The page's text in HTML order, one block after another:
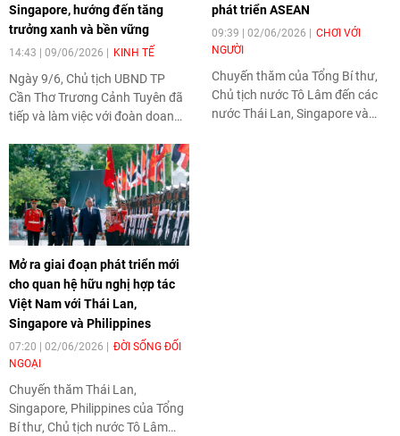
Singapore, hướng đến tăng
trưởng xanh và bền vững
14:43 | 09/06/2026 KINH TẾ
Ngày 9/6, Chủ tịch UBND TP
Cần Thơ Trương Cảnh Tuyên đã
tiếp và làm việc với đoàn doanh
cơ hội hợp tác, đầu tư tại địa
phương. Cuộc gặp diễn ra trong
bối cảnh quan hệ Đối tác chiến
lược toàn diện Việt Nam -
Singapore đang phát triển mạnh
mẽ, mở ra nhiều triển vọng hợp
tác mới giữa Cần Thơ và cộng
đồng doanh nghiệp Singapore.
phát triển ASEAN
09:39 | 02/06/2026
CHƠI VỚI
NGƯỜI
Chuyến thăm của Tổng Bí thư,
Chủ tịch nước Tô Lâm đến các
nước Thái Lan, Singapore và
Mở ra giai đoạn phát triển mới
cho quan hệ hữu nghị hợp tác
Việt Nam với Thái Lan,
Singapore và Philippines
07:20 | 02/06/2026
ĐỜI SỐNG ĐỐI
NGOẠI
Chuyến thăm Thái Lan,
Singapore, Philippines của Tổng
Bí thư, Chủ tịch nước Tô Lâm